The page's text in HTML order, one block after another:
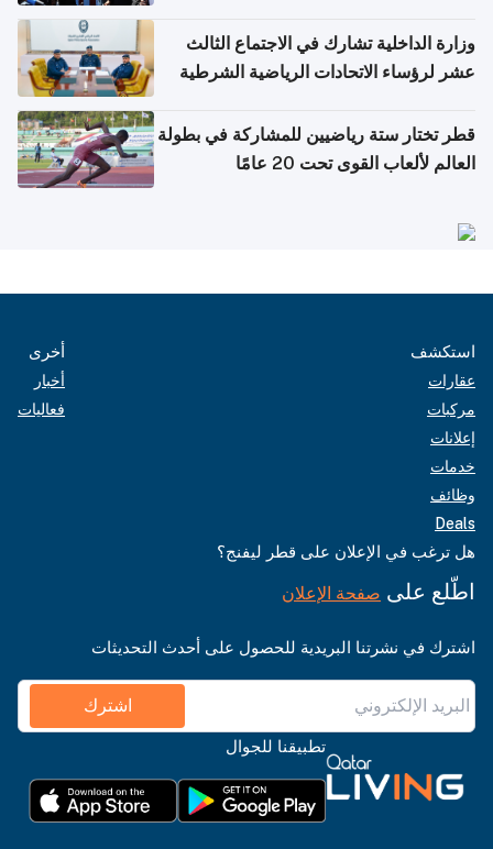
وزارة الداخلية تشارك في الاجتماع الثالث
عشر لرؤساء الاتحادات الرياضية الشرطية
قطر تختار ستة رياضيين للمشاركة في بطولة
العالم لألعاب القوى تحت 20 عامًا
استكشف
عقارات
مركبات
إعلانات
خدمات
وظائف
Deals
أخرى
أخبار
فعاليات
هل ترغب في الإعلان على قطر ليفنج؟
اطّلع على صفحة الإعلان
اشترك في نشرتنا البريدية للحصول على أحدث التحديثات
اشترك
تطبيقنا للجوال